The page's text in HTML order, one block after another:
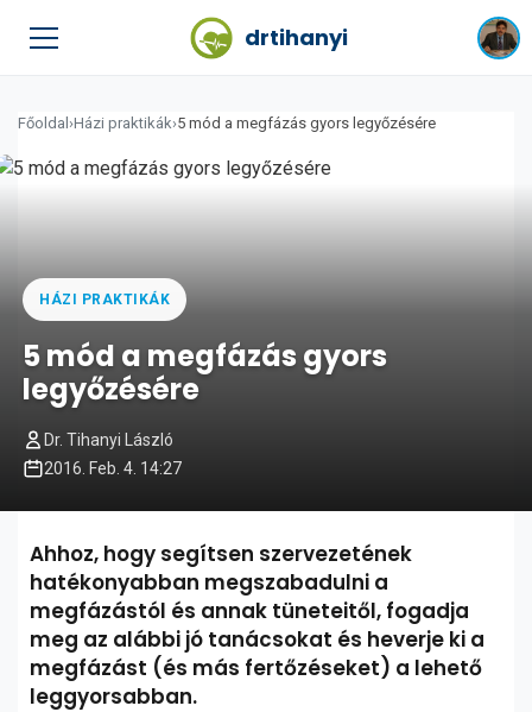
drtihanyi
Főoldal ›Házi praktikák›5 mód a megfázás gyors legyőzésére
HÁZI PRAKTIKÁK
5 mód a megfázás gyors
legyőzésére
Dr. Tihanyi László
2016. Feb. 4. 14:27
Ahhoz, hogy segítsen szervezetének
hatékonyabban megszabadulni a
megfázástól és annak tüneteitől, fogadja
meg az alábbi jó tanácsokat és heverje ki a
megfázást (és más fertőzéseket) a lehető
leggyorsabban.